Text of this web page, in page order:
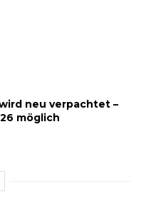
neu verpachtet –
möglich